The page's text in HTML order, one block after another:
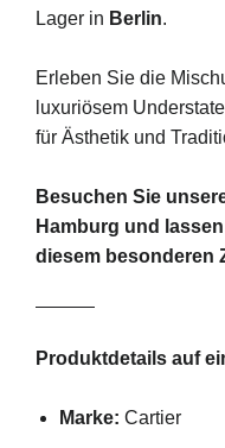
Lager in Berlin.
Erleben Sie die
luxuriösem
für Ästhetik und
Besuchen Sie
Hamburg und
diesem besonderen
Produktdetails auf
Marke: Cartier